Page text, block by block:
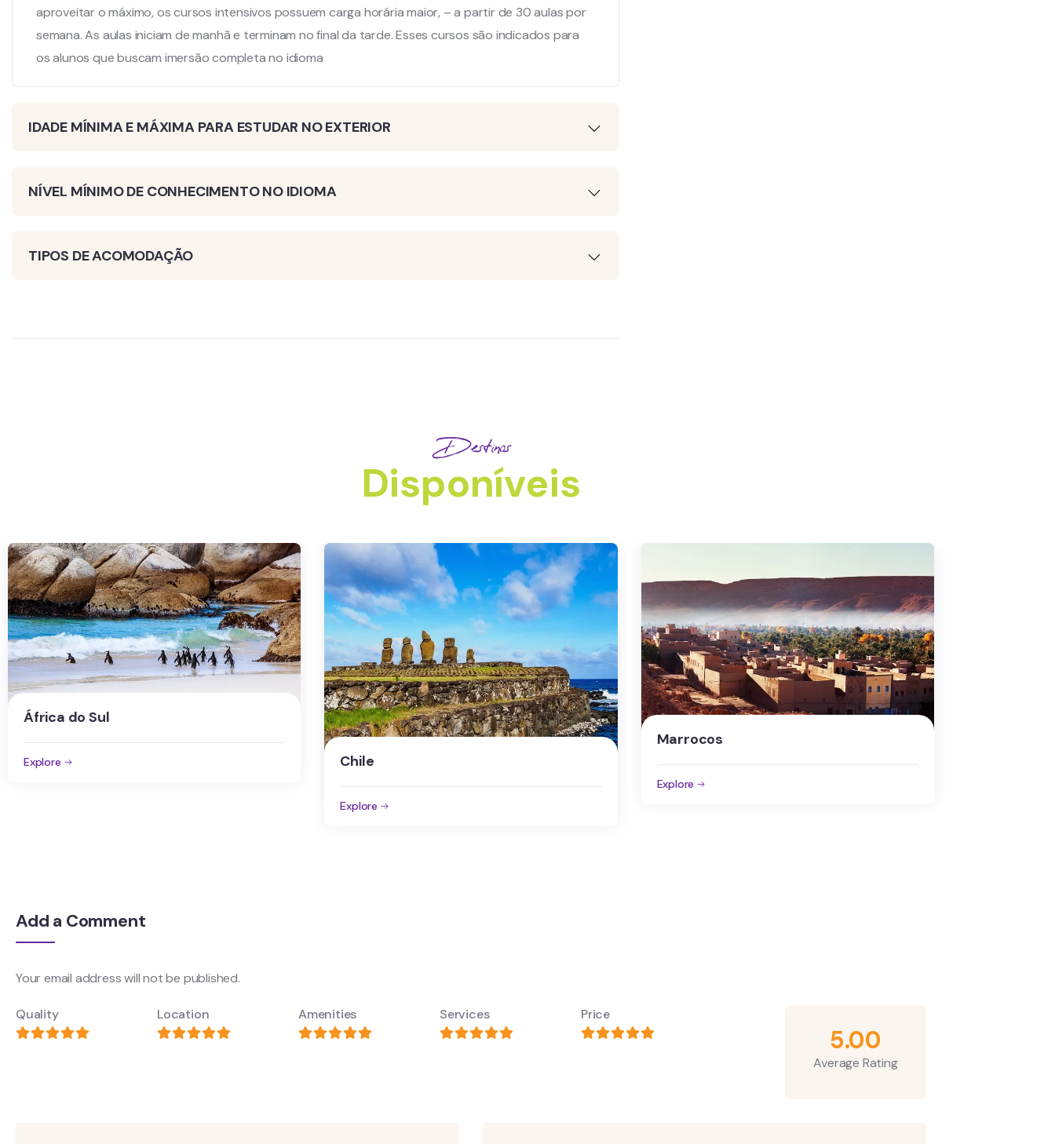
aproveitar o máximo, os cursos intensivos possuem carga horária maior, – a partir de 30 aulas por
semana. As aulas iniciam de manhã e terminam no final da tarde. Esses cursos são indicados para
os alunos que buscam imersão completa no idioma
IDADE MÍNIMA E MÁXIMA PARA ESTUDAR NO EXTERIOR
NÍVEL MÍNIMO DE CONHECIMENTO NO IDIOMA
TIPOS DE ACOMODAÇÃO
Destinos
Disponíveis
Chile
Marrocos
Explore
Alemanha
Explore
Add a Comment
Your email address will not be published.
Quality Location Amenities Services Price
5.00
Average Rating